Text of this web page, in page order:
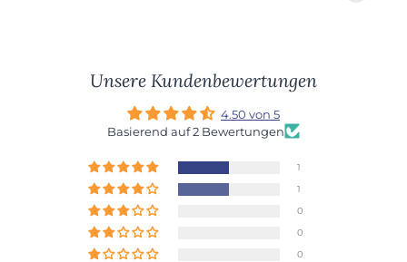
Unsere Kundenbewertungen
4.50 von 5
Basierend auf 2 Bewertungen
1
1
0
0
0